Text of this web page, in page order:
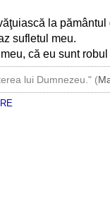
la pământul
sufletul meu.
că eu sunt robul
lui Dumnezeu." (